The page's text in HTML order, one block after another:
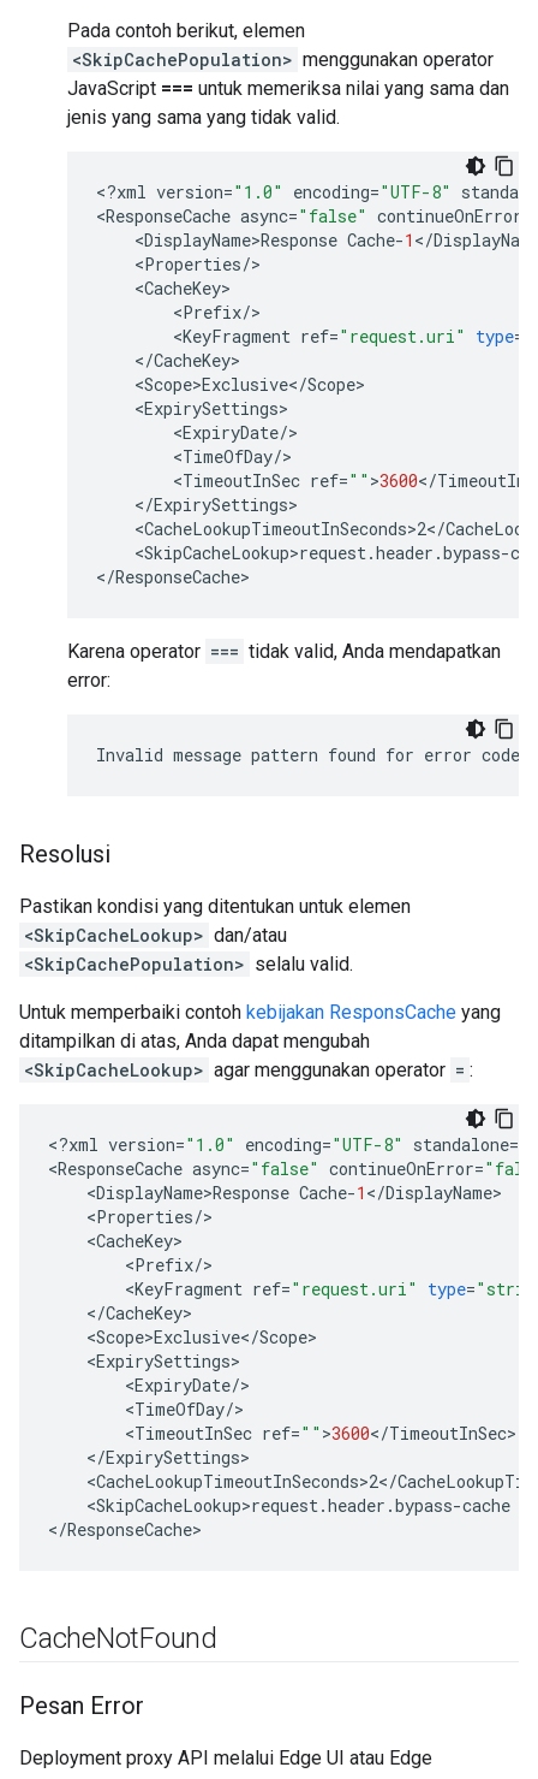
Pada contoh berikut, elemen
<SkipCachePopulation> menggunakan operator
JavaScript === untuk memeriksa nilai yang sama dan
jenis yang sama yang tidak valid.
<?xml version="1.0" encoding="UTF-8"
<ResponseCache async="false" continueOnError
<DisplayName>Response Cache-1 </
<Properties/
<CacheKey
<Prefix/
<KeyFragment ref="request.uri" type=
</CacheKey
<Scope>Exclusive</Scope
<ExpirySettings
<ExpiryDate/
<TimeOfDay/
<TimeoutInSec ref="" >3600</
</ExpirySettings
<CacheLookupTimeoutInSeconds>2</
<SkipCacheLookup>request.header .bypass-
</ResponseCache
Karena operator === tidak valid, Anda mendapatkan
error:
Resolusi
Pastikan kondisi yang ditentukan untuk elemen
<SkipCacheLookup> dan/atau
<SkipCachePopulation> selalu valid.
Untuk memperbaiki contoh kebijakan ResponsCache yang
ditampilkan di atas, Anda dapat mengubah
<SkipCacheLookup> agar menggunakan operator = :
<?xml version="1.0" encoding="UTF-8" standalone=
<ResponseCache async="false" continueOnError=
<DisplayName>Response Cache-1 </DisplayName
<Properties/
<CacheKey
<Prefix/
<KeyFragment ref="request.uri" type=
</CacheKey
<Scope>Exclusive</Scope
<ExpirySettings
<ExpiryDate/
<TimeOfDay/
<TimeoutInSec ref="" >3600</TimeoutInSec
</ExpirySettings
<CacheLookupTimeoutInSeconds>2</
<SkipCacheLookup>request.header .bypass-cache
</ResponseCache
CacheNotFound
Pesan Error
Deployment proxy API melalui Edge UI atau Edge